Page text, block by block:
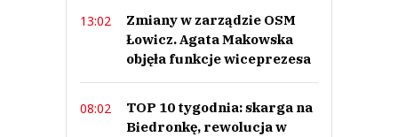
0
Nie znaleziono komentarzy
Zostaw swoje komentarze
Imię (Wymagane)
13:02
Zmiany w zarządzie OSM
Łowicz. Agata Makowska
objęła funkcje wiceprezesa
08:02
TOP 10 tygodnia: skarga na
Biedronkę, rewolucja w